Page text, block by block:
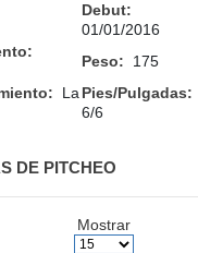
Debut:
01/01/2016
Peso: 175
La Pies/Pulgadas:
6/6
DE PITCHEO
Mostrar